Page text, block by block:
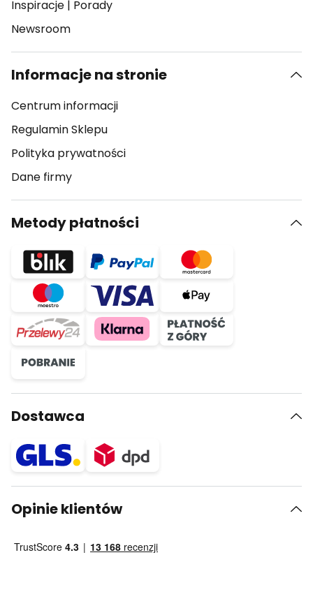
Inspiracje | Porady
Newsroom
Informacje na stronie
Centrum informacji
Regulamin Sklepu
Polityka prywatności
Dane firmy
Metody płatności
Dostawca
Opinie klientów